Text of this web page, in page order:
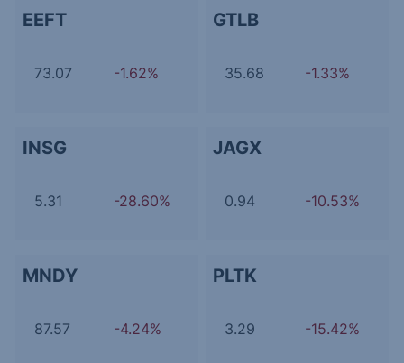
EEFT
73.07 -1.62%
GTLB
35.68 -1.33%
INSG
5.31 -28.60%
JAGX
0.94 -10.53%
MNDY
87.57 -4.24%
PLTK
3.29 -15.42%